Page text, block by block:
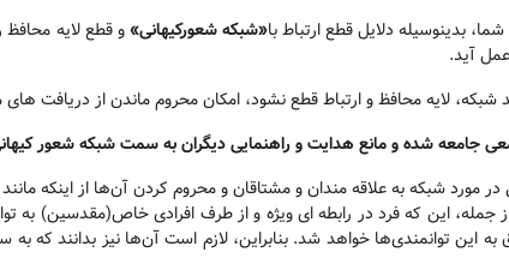
بدینوسیله دلایل قطع ارتباط با«شبکه شعورکیهانی»و قطع لایه محافظ
آید.
شبکه، لایه محافظ و ارتباط قطع نشود، امکان محروم ماندن از دریافت
جامعه شده و مانع هدایت و راهنمایی دیگران به سمت شبکه شعور
در مورد شبکه به علاقه مندان و مشتاقان و محروم کردن آن‌ها از اینکه
جمله، این که فرد در رابطه ای ویژه و از طرف افرادی خاص(مقدسین) به
این توانمندی‌ها خواهد شد. بنابراین، لازم است آن‌ها نیز بدانند که